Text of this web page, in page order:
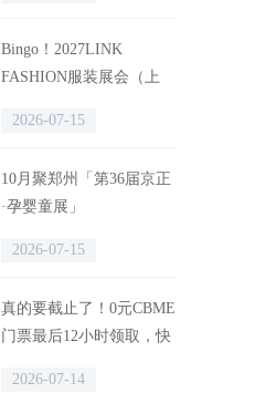
Bingo！2027LINK
FASHION服装展会（上
2026-07-15
10月聚郑州「第36届京正
·孕婴童展」
2026-07-15
真的要截止了！0元CBME
门票最后12小时领取，快
2026-07-14